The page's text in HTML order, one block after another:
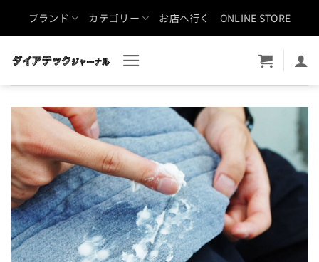
ブランド カテゴリー お店へ行く ONLINE STORE